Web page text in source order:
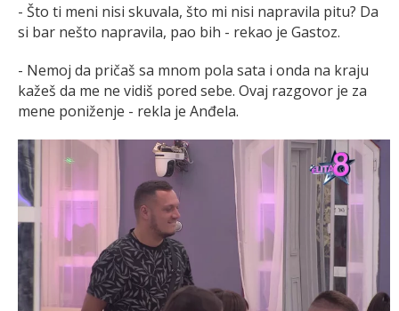
- Što ti meni nisi skuvala, što mi nisi napravila pitu? Da
si bar nešto napravila, pao bih - rekao je Gastoz.
- Nemoj da pričaš sa mnom pola sata i onda na kraju
kažeš da me ne vidiš pored sebe. Ovaj razgovor je za
mene poniženje - rekla je Anđela.